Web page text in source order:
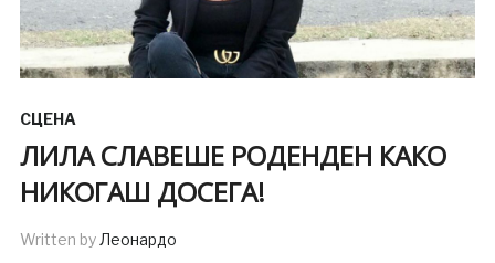
СЦЕНА
ЛИЛА СЛАВЕШЕ РОДЕНДЕН КАКО
НИКОГАШ ДОСЕГА!
Written byЛеонардо